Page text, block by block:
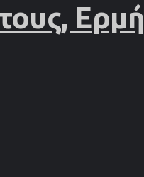
Ερμή